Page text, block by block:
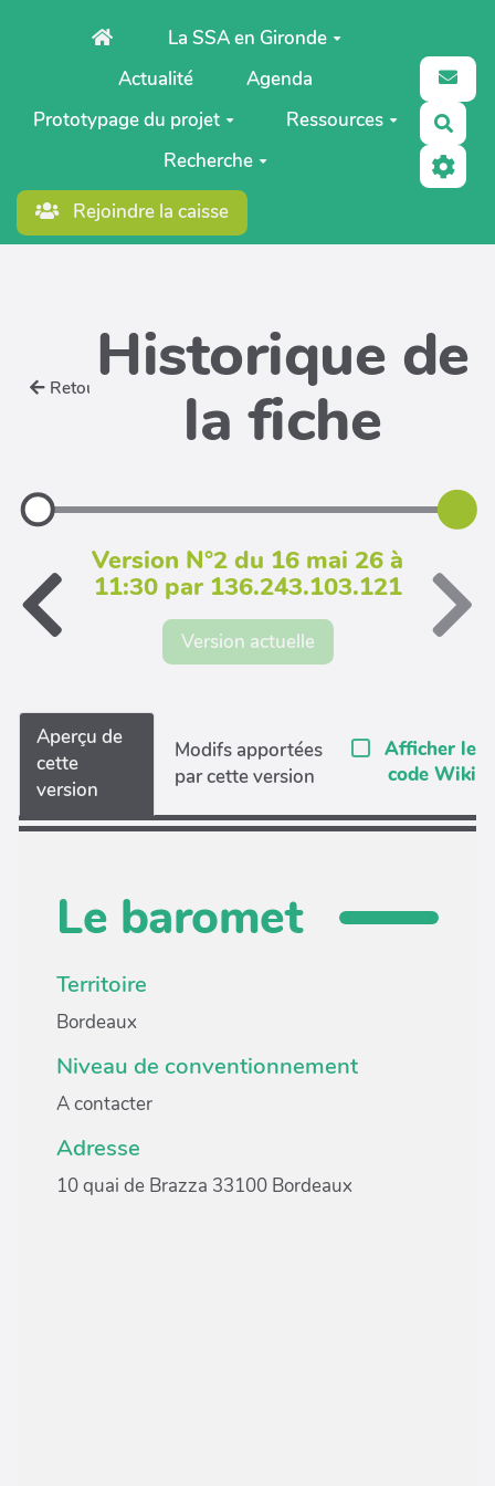
Aller au contenu principalLa SSA en Gironde
Actualité
Agenda
Prototypage du projet
Ressources
Recherche
Rejoindre la caisse
Retour Historique de
la fiche
Version N°2 du 16 mai 26 à
11:30 par 136.243.103.121
Version actuelle
Aperçu de
cette
version
Modifs apportées
par cette version
Afficher le
code Wiki
Le baromet
Territoire
Bordeaux
Niveau de conventionnement
A contacter
Adresse
10 quai de Brazza 33100 Bordeaux